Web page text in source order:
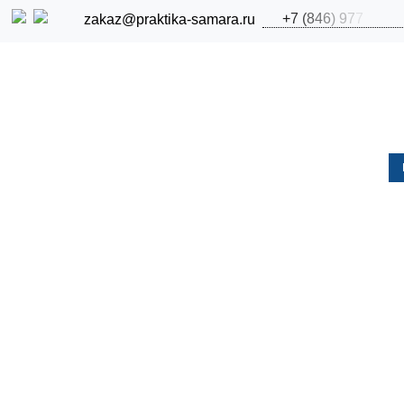
zakaz@praktika-samara.ru +7 (846) 977